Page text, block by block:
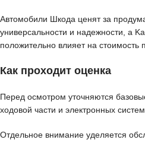
Автомобили Шкода ценят за
универсальности и надежности, а
положительно влияет на стоимость
Как проходит оценка
Перед осмотром уточняются
ходовой части и электронных
Отдельное внимание уделяется